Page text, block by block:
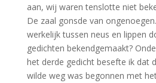
aan, wij waren tenslotte niet
De zaal gonsde van
werkelijk tussen neus en lippen
gedichten bekendgemaakt?
het derde gedicht besefte ik dat
wilde weg was begonnen met